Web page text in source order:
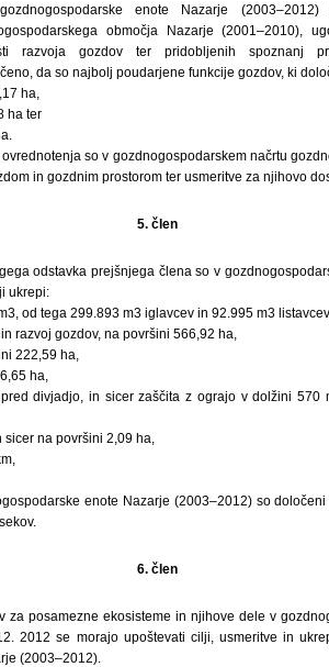
enote Nazarje
območja Nazarje (2001–2010),
razvoja gozdov ter pridobljenih spoznanj
da so najbolj poudarjene funkcije gozdov, ki
ha,
ha ter
so v gozdnogospodarskem načrtu
in gozdnim prostorom ter usmeritve za njihovo
5. člen
odstavka prejšnjega člena so v
ukrepi:
od tega 299.893 m3 iglavcev in 92.995 m3 listavcev,
razvoj gozdov, na površini 566,92 ha,
222,59 ha,
ha,
divjadjo, in sicer zaščita z ograjo v dolžini
na površini 2,09 ha,
enote Nazarje (2003–2012) so
6. člen
za posamezne ekosisteme in njihove dele v
2012 se morajo upoštevati cilji, usmeritve in
(2003–2012).